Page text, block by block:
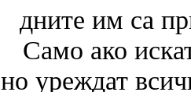
дните им са
Само ако
но уреждат